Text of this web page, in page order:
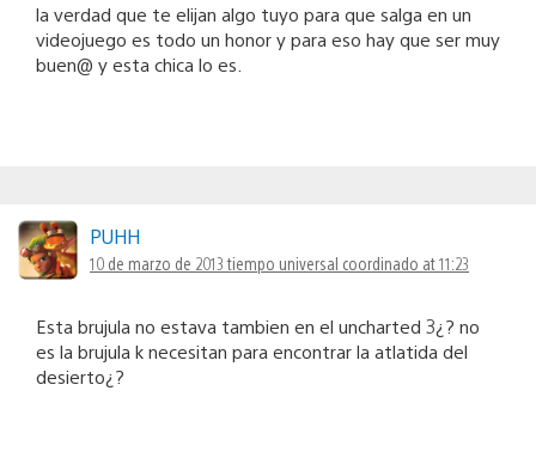
la verdad que te elijan algo tuyo para que salga en un
videojuego es todo un honor y para eso hay que ser muy
buen@ y esta chica lo es.
PUHH
10 de marzo de 2013 tiempo universal coordinado at 11:23
Esta brujula no estava tambien en el uncharted 3¿? no
es la brujula k necesitan para encontrar la atlatida del
desierto¿?